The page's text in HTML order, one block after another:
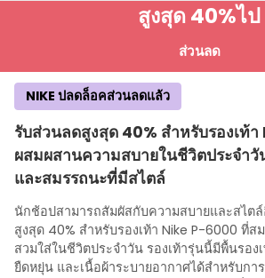
สูงสุด 40%ไป
ส่วนลด
รับส่วนลดสูงสุด 40% สําหรับรองเท้
ผสมผสานความสบายในชีวิตประจําวั
และสมรรถนะที่มีสไตล์
นักช้อปสามารถสัมผัสกับความสบายและสไต
สูงสุด 40% สําหรับรองเท้า Nike P-6000 ที่
สวมใส่ในชีวิตประจําวัน รองเท้ารุ่นนี้มีพื้นรอ
ยืดหยุ่น และเนื้อผ้าระบายอากาศได้สําหรับก
NIKE ปลดล็อคส่วนลดแล้ว